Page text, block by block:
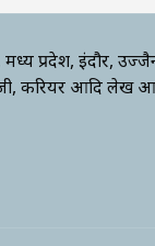
मध्य प्रदेश, इंदौर,
करियर आदि